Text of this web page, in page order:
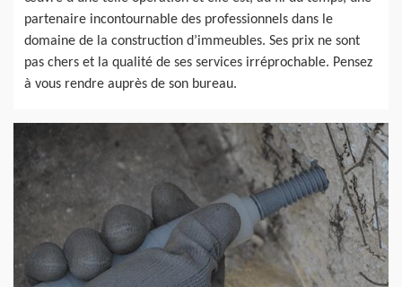
partenaire incontournable des professionnels dans le
domaine de la construction d’immeubles. Ses prix ne sont
pas chers et la qualité de ses services irréprochable. Pensez
à vous rendre auprès de son bureau.